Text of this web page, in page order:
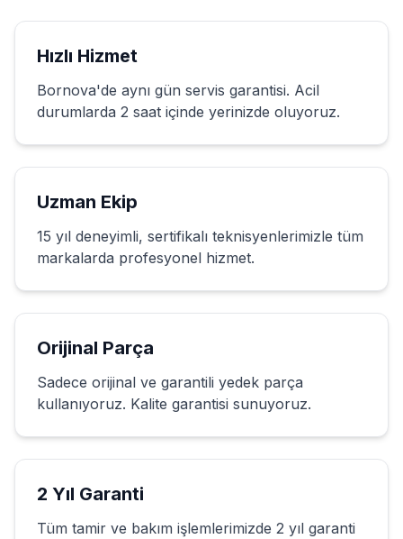
Hızlı Hizmet
Bornova'de aynı gün servis garantisi. Acil
durumlarda 2 saat içinde yerinizde oluyoruz.
Uzman Ekip
15 yıl deneyimli, sertifikalı teknisyenlerimizle tüm
markalarda profesyonel hizmet.
Orijinal Parça
Sadece orijinal ve garantili yedek parça
kullanıyoruz. Kalite garantisi sunuyoruz.
2 Yıl Garanti
Tüm tamir ve bakım işlemlerimizde 2 yıl garanti